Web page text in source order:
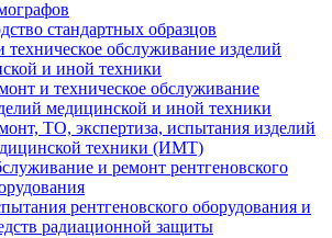
стандартных образцов
техническое обслуживание изделий
и иной техники
и техническое обслуживание
медицинской и иной техники
ТО, экспертиза, испытания изделий
техники (ИМТ)
и ремонт рентгеновского
рентгеновского оборудования и
радиационной защиты